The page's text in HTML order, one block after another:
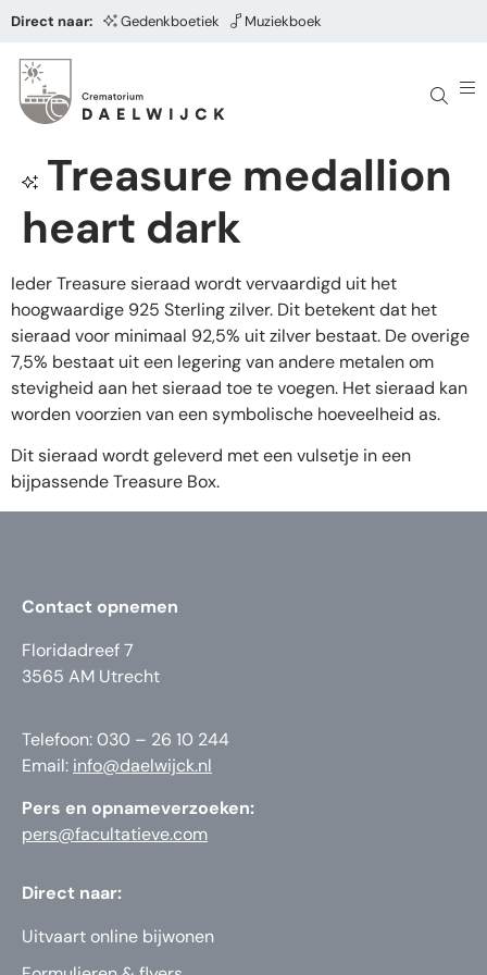
Direct naar: Gedenkboetiek Muziekboek
Treasure medallion
heart dark
Ieder Treasure sieraad wordt vervaardigd uit het
hoogwaardige 925 Sterling zilver. Dit betekent dat het
sieraad voor minimaal 92,5% uit zilver bestaat. De overige
7,5% bestaat uit een legering van andere metalen om
stevigheid aan het sieraad toe te voegen. Het sieraad kan
worden voorzien van een symbolische hoeveelheid as.
Dit sieraad wordt geleverd met een vulsetje in een
bijpassende Treasure Box.
Contact opnemen
Floridadreef 7
3565 AM Utrecht
Telefoon: 030 – 26 10 244
Email: info@daelwijck.nl
Pers en opnameverzoeken:
pers@facultatieve.com
Direct naar:
Uitvaart online bijwonen